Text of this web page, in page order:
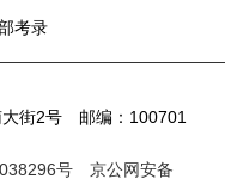
考录
大街2号 邮编：100701
号
京公网安备